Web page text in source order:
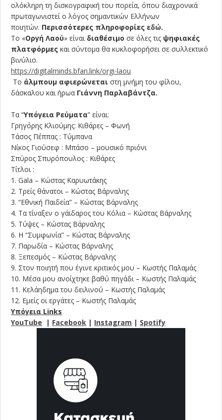
ολόκληρη τη δισκογραφική του πορεία, όπου διαχρονικά
πρωταγωνιστεί ο λόγος σημαντικών Ελλήνων
ποιητών. Περισσότερες πληροφορίες εδώ.
Το «Οργή Λαού» είναι διαθέσιμο σε όλες τις ψηφιακές
πλατφόρμες και σύντομα θα κυκλοφορήσει σε συλλεκτικό
βινύλιο.
https://digitalminds.bfan.link/orgi-laou
Το άλμπουμ αφιερώνεται στη μνήμη του φίλου,
δάσκαλου και ήρωα Γιάννη Παρλαβάντζα.
Τα “Υπόγεια Ρεύματα” είναι:
Γρηγόρης Κλιούμης: Κιθάρες – Φωνή
Τάσος Πέππας : Τύμπανα
Νίκος Γιούσεφ : Μπάσο – μουσικό πριόνι
Σπύρος Σπυρόπουλος : Κιθάρες
Τίτλοι :
1. Gala – Κώστας Καρυωτάκης
2. Τρείς θάνατοι – Κώστας Βάρναλης
3. “Εθνική Παιδεία” – Κώστας Βάρναλης
4. Τα τίναξεν ο γάϊδαρος του Κόλια – Κώστας Βάρναλης
5. Τύψες – Κώστας Βάρναλης
6. Η “Συμφωνία” – Κώστας Βάρναλης
7. Παρωδία – Κώστας Βάρναλης
8. Ξεπεσμός – Κώστας Βάρναλης
9. Στον ποιητή που έγινε κριτικός μου – Κωστής Παλαμάς
10. Μέσα μου ανοίχτηκε βαθύ πηγάδι – Κωστής Παλαμάς
11. Κελάηδημα του δειλινού – Κωστής Παλαμάς
12. Εμείς οι εργάτες – Κωστής Παλαμάς
Υπόγεια Links
YouΤube | Facebook | Instagram | Spotify